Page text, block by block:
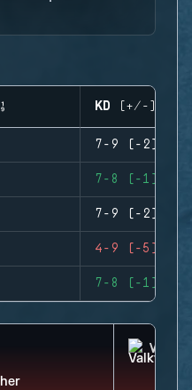
KD (+/-)
7-9 (-2)
7-8 (-1)
7-9 (-2)
4-9 (-5)
7-8 (-1)